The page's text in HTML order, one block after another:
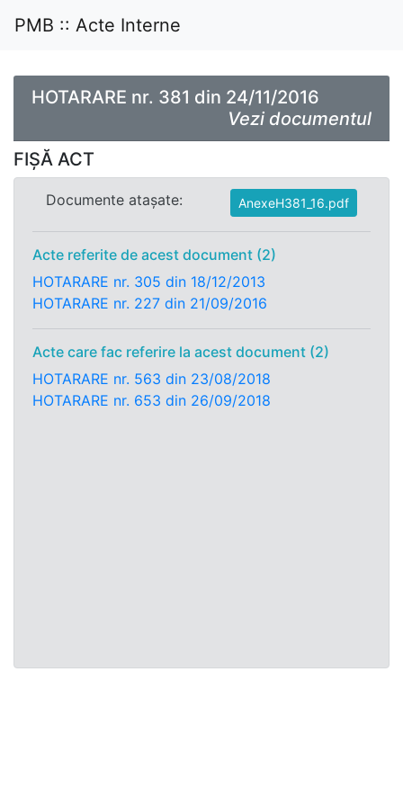
PMB :: Acte Interne
HOTARARE nr. 381 din 24/11/2016
Vezi documentul
FIȘĂ ACT
Documente atașate: AnexeH381_16.pdf
Acte referite de acest document (2)
HOTARARE nr. 305 din 18/12/2013
HOTARARE nr. 227 din 21/09/2016
Acte care fac referire la acest document (2)
HOTARARE nr. 563 din 23/08/2018
HOTARARE nr. 653 din 26/09/2018